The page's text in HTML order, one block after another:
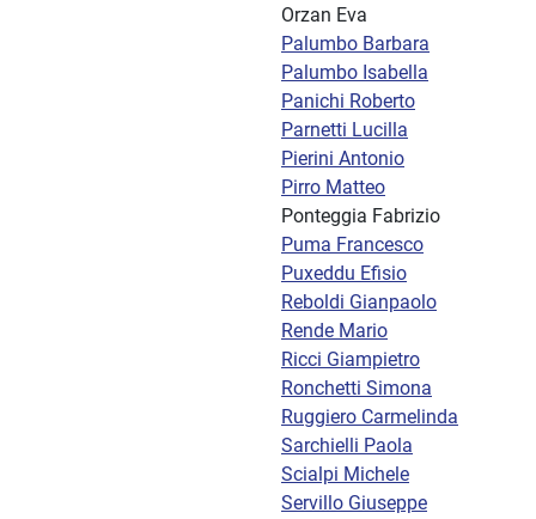
Orzan Eva
Palumbo Barbara
Palumbo Isabella
Panichi Roberto
Parnetti Lucilla
Pierini Antonio
Pirro Matteo
Ponteggia Fabrizio
Puma Francesco
Puxeddu Efisio
Reboldi Gianpaolo
Rende Mario
Ricci Giampietro
Ronchetti Simona
Ruggiero Carmelinda
Sarchielli Paola
Scialpi Michele
Servillo Giuseppe